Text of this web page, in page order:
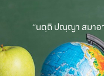
“นตฺถิ ปณฺญา สมาอ